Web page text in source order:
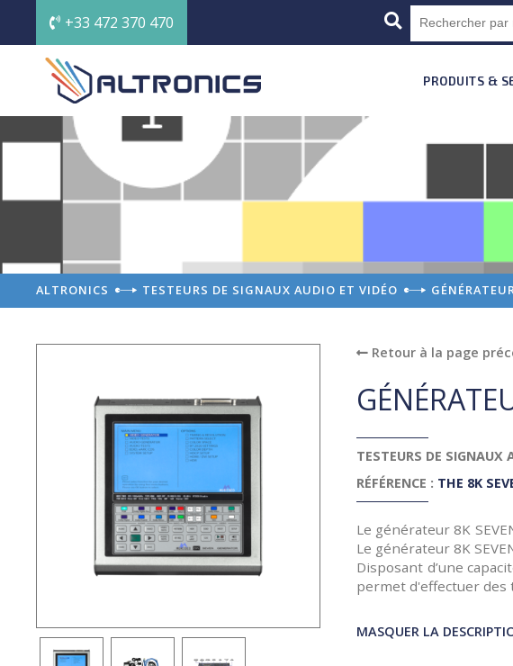
+33 472 370 470
PRODUITS &
ALTRONICS TESTEURS DE SIGNAUX AUDIO ET VIDÉO
Retour à la page
TESTEURS DE SIGNAUX
RÉFÉRENCE : THE 8K
Le générateur 8K
Le générateur 8K
Disposant d’une
permet d'effectuer des
MASQUER LA